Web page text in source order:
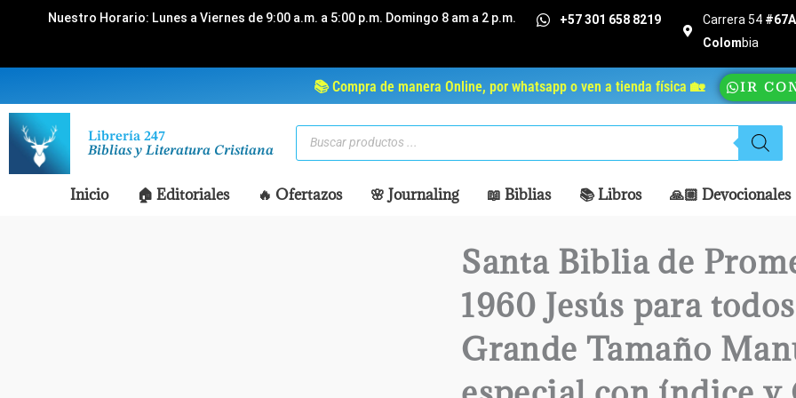
Nuestro Horario: Lunes a Viernes de 9:00 a.m. a 5:00 p.m. Domingo 8 am a 2 p.m. +57 301 658 8219 Carrera 54
Colombia
📚 Compra de manera Online, por whatsapp o ven a tienda física 🏡 IR
Librería 247
Biblias y Literatura Cristiana
Búsqueda
productos
Inicio 🏠 Editoriales 🔥 Ofertazos 🌸 Journaling 📖 Biblias 📚 Libros 🙏🏼 Devocionales
Santa Biblia de
1960 Jesús para
Grande Tamaño